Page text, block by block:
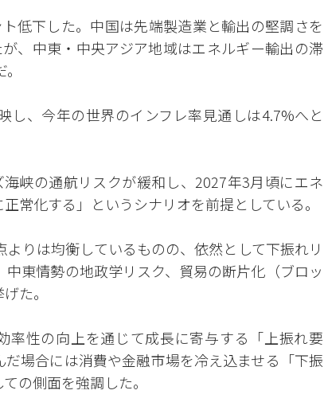
低下した。中国は先端製造業と輸出の堅調さを
、中東・中央アジア地域はエネルギー輸出の滞
し、今年の世界のインフレ率見通しは4.7%へと
峡の通航リスクが緩和し、2027年3月頃にエネ
常化する」というシナリオを前提としている。
りは均衡しているものの、依然として下振れリ
東情勢の地政学リスク、貿易の断片化（ブロッ
た。
率性の向上を通じて成長に寄与する「上振れ要
場合には消費や金融市場を冷え込ませる「下振
の側面を強調した。